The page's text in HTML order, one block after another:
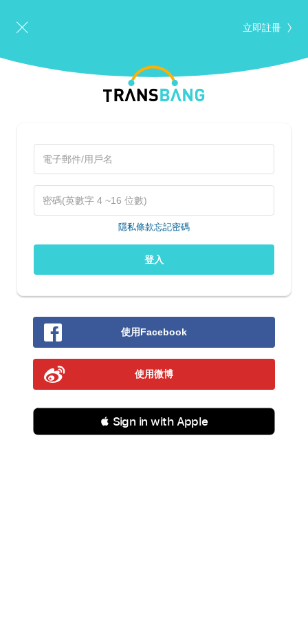
立即註冊
隱私條款忘記密碼
登入
使用Facebook
使用微博
 Sign in with Apple